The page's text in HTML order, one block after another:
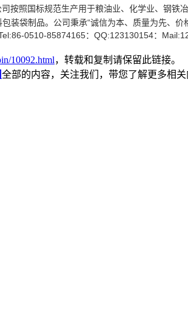
按照国标规范生产用于粮油业、化学业、钢
包装袋制品。公司秉承“诚信为本、质量为先、
0510-85874165：QQ:123130154：
10092.html，转载和复制请保留此链接。
全部的内容，关注我们，带您了解更多相关